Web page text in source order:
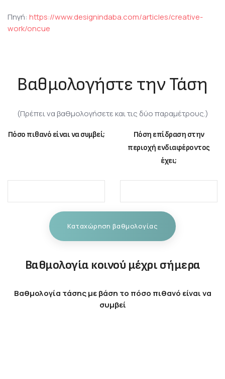
Πηγή: https://www.designindaba.com/articles/creative-
work/oncue
Βαθμολογήστε την Τάση
(Πρέπει να βαθμολογήσετε και τις δύο παραμέτρους.)
Πόσο πιθανό είναι να συμβεί;
Πόση επίδραση στην
περιοχή ενδιαφέροντος
έχει;
Καταχώρηση βαθμολογίας
Βαθμολογία κοινού μέχρι σήμερα
Βαθμολογία τάσης με βάση το πόσο πιθανό είναι να
συμβεί